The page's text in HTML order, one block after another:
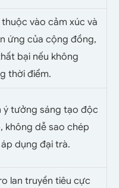
thuộc vào cảm xúc và
ứng của cộng đồng,
bại nếu không
thời điểm.
ý tưởng sáng tạo độc
không dễ sao chép
áp dụng đại trà.
lan truyền tiêu cực